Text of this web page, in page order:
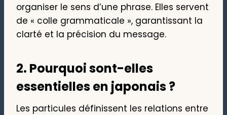
organiser le sens d’une phrase. Elles servent
de « colle grammaticale », garantissant la
clarté et la précision du message.
2. Pourquoi sont-elles
essentielles en japonais ?
Les particules définissent les relations entre